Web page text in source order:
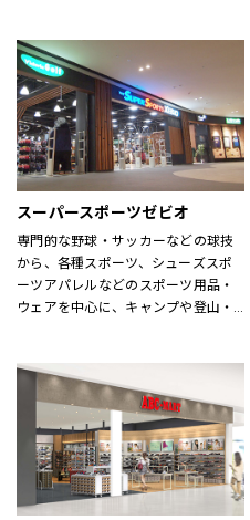
す。
どうぞご来店ください。
スーパースポーツゼビオ
専門的な野球・サッカーなどの球技
から、各種スポーツ、シューズスポ
ーツアパレルなどのスポーツ用品・
ウェアを中心に、キャンプや登山・
商品を揃えた大型総合スポーツ専門
スポーツナビゲーターを合言葉に、
すべてのスポーツを楽しむ方をサポ
ート！
スポーツに関する悩み事、困り事な
どぜひご相談下さい。